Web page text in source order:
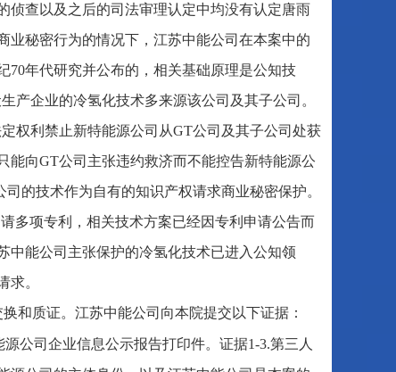
侦查以及之后的司法审理认定中均没有认定唐雨
业秘密行为的情况下，江苏中能公司在本案中的
70年代研究并公布的，相关基础原理是公知技
产企业的冷氢化技术多来源该公司及其子公司。
权利禁止新特能源公司从GT公司及其子公司处获
能向GT公司主张违约救济而不能控告新特能源公
的技术作为自有的知识产权请求商业秘密保护。
多项专利，相关技术方案已经因专利申请公告而
中能公司主张保护的冷氢化技术已进入公知领
求。
和质证。江苏中能公司向本院提交以下证据：
公司企业信息公示报告打印件。证据1-3.第三人